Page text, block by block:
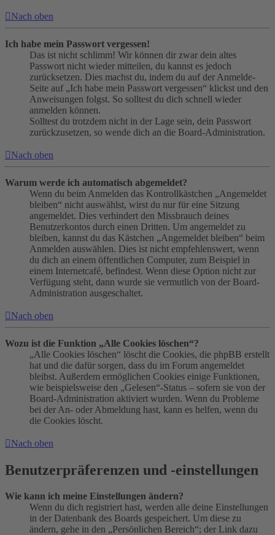
Nach oben
Ich habe mein Passwort vergessen!
Das ist nicht schlimm! Wir können dir zwar dein altes
Passwort nicht wieder mitteilen, du kannst es jedoch
zurücksetzen. Dies machst du, indem du auf der Anmelde-
Seite auf „Ich habe mein Passwort vergessen“ klickst und den
Anweisungen folgst. So solltest du dich schnell wieder
anmelden können.
Solltest du trotzdem nicht in der Lage sein, dein Passwort
zurückzusetzen, so wende dich an die Board-Administration.
Nach oben
Warum werde ich automatisch abgemeldet?
Wenn du beim Anmelden das Kontrollkästchen „Angemeldet
bleiben“ nicht auswählst, wirst du nur für eine Sitzung
angemeldet. Dies verhindert den Missbrauch deines
Benutzerkontos durch einen Dritten. Um angemeldet zu
bleiben, kannst du das Kästchen „Angemeldet bleiben“ beim
Anmelden auswählen. Dies ist nicht empfehlenswert, wenn
du dich an einem öffentlichen Computer, zum Beispiel in
einem Internetcafé, befindest. Wenn diese Option nicht zur
Verfügung steht, dann wurde sie vermutlich von der Board-
Administration ausgeschaltet.
Nach oben
Wozu ist die Funktion „Alle Cookies löschen“?
„Alle Cookies löschen“ löscht die Cookies, die phpBB erstellt
hat und die dafür sorgen, dass du im Forum angemeldet
bleibst. Außerdem ermöglichen Cookies einige Funktionen,
wie beispielsweise den „Gelesen“-Status – sofern sie von der
Board-Administration aktiviert wurden. Wenn du Probleme
bei der An- oder Abmeldung hast, kann es helfen, wenn du
die Cookies löscht.
Nach oben
Benutzerpräferenzen und -einstellungen
Wie kann ich meine Einstellungen ändern?
Wenn du dich registriert hast, werden alle deine Einstellungen
in der Datenbank des Boards gespeichert. Um diese zu
ändern, gehe in den „Persönlichen Bereich“; der Link dazu